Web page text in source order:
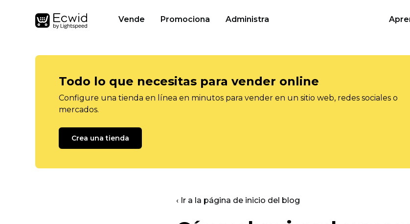
Vende Promociona Administra
Todo lo que necesitas para vender online
Configure una tienda en línea en minutos para vender en un sitio web, redes sociales o
mercados.
Crea una tienda
‹ Ir a la página de inicio del blog